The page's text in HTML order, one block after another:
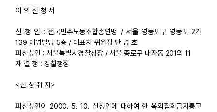
이 의 신 청 서
신 청 인 : 전국민주노동조합총연맹 / 서울 영등포구 영등포 2가
139 대영빌딩 5층 / 대표자 위원장 단 병 호
피신청인 : 서울특별시경찰청장 / 서울 종로구 내자동 201의 11
재 결 청 : 경찰청장
<신 청 취 지>
피신청인이 2000. 5. 10. 신청인에 대하여 한 옥외집회금지통고